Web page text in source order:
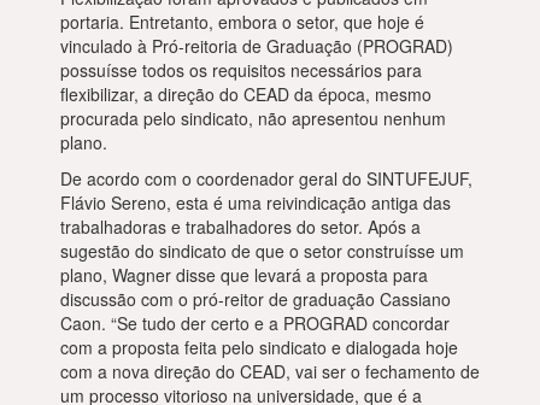
portaria. Entretanto, embora o setor, que hoje é
vinculado à Pró-reitoria de Graduação (PROGRAD)
possuísse todos os requisitos necessários para
flexibilizar, a direção do CEAD da época, mesmo
procurada pelo sindicato, não apresentou nenhum
plano.
De acordo com o coordenador geral do SINTUFEJUF,
Flávio Sereno, esta é uma reivindicação antiga das
trabalhadoras e trabalhadores do setor. Após a
sugestão do sindicato de que o setor construísse um
plano, Wagner disse que levará a proposta para
discussão com o pró-reitor de graduação Cassiano
Caon. “Se tudo der certo e a PROGRAD concordar
com a proposta feita pelo sindicato e dialogada hoje
com a nova direção do CEAD, vai ser o fechamento de
um processo vitorioso na universidade, que é a